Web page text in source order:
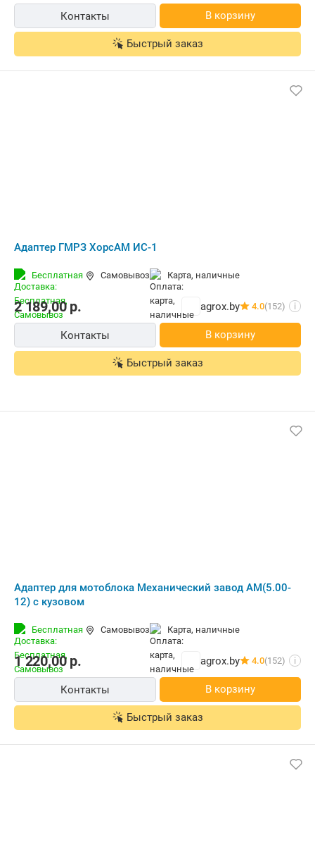
Контакты В корзину
Быстрый заказ
Адаптер ГМРЗ ХорсАМ ИС-1
Бесплатная Самовывоз карта, наличные
2 189,00р. agrox.by 4.0(152) i
Контакты В корзину
Быстрый заказ
Адаптер для мотоблока Механический завод АМ(5.00-
12) с кузовом
Бесплатная Самовывоз карта, наличные
1 220,00р. agrox.by 4.0(152) i
Контакты В корзину
Быстрый заказ